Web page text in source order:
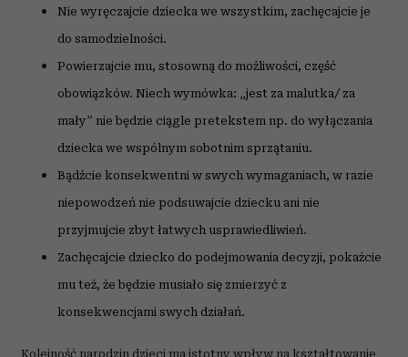
Nie wyręczajcie dziecka we wszystkim, zachęcajcie je
do samodzielności.
Powierzajcie mu, stosowną do możliwości, część
obowiązków. Niech wymówka: „jest za malutka/ za
mały” nie będzie ciągle pretekstem np. do wyłączania
dziecka we wspólnym sobotnim sprzątaniu.
Bądźcie konsekwentni w swych wymaganiach, w razie
niepowodzeń nie podsuwajcie dziecku ani nie
przyjmujcie zbyt łatwych usprawiedliwień.
Zachęcajcie dziecko do podejmowania decyzji, pokażcie
mu też, że będzie musiało się zmierzyć z
konsekwencjami swych działań.
Kolejność narodzin dzieci ma istotny wpływ na kształtowanie